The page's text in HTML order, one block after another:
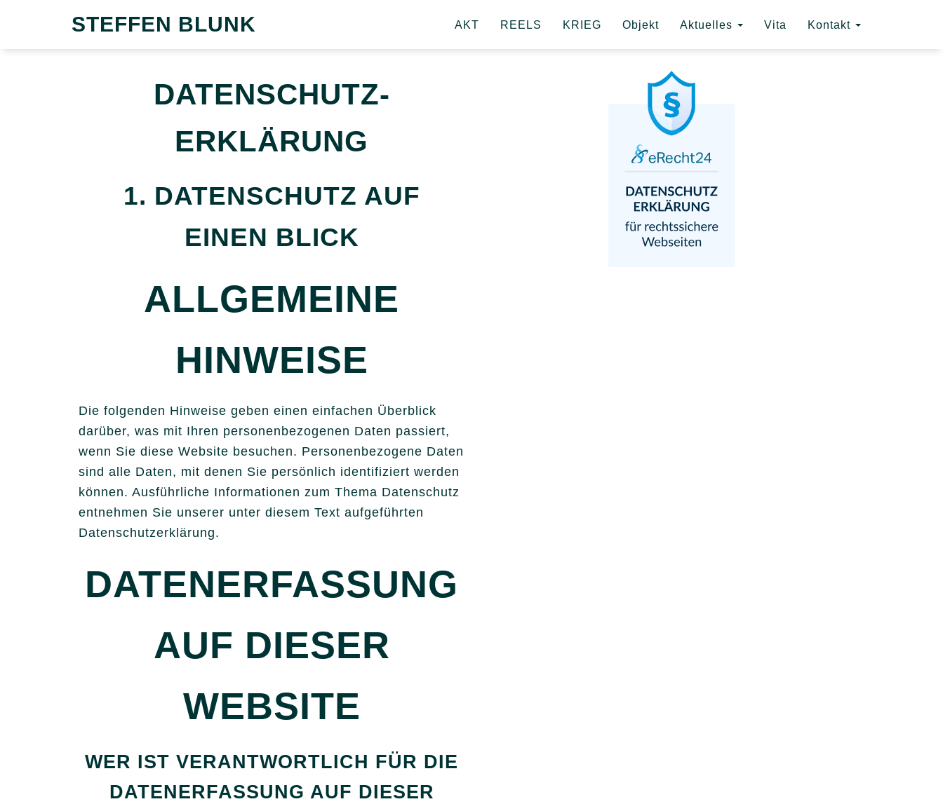
STEFFEN BLUNK AKT REELS KRIEG Objekt Aktuelles Vita Kontakt
DATENSCHUTZ­
ERKLÄRUNG
1. DATENSCHUTZ AUF
EINEN BLICK
ALLGEMEINE
HINWEISE
Die folgenden Hinweise geben einen einfachen Überblick
darüber, was mit Ihren personenbezogenen Daten passiert,
wenn Sie diese Website besuchen. Personenbezogene Daten
sind alle Daten, mit denen Sie persönlich identifiziert werden
können. Ausführliche Informationen zum Thema Datenschutz
entnehmen Sie unserer unter diesem Text aufgeführten
Datenschutzerklärung.
DATENERFASSUNG
AUF DIESER
WEBSITE
WER IST VERANTWORTLICH FÜR DIE
DATENERFASSUNG AUF DIESER